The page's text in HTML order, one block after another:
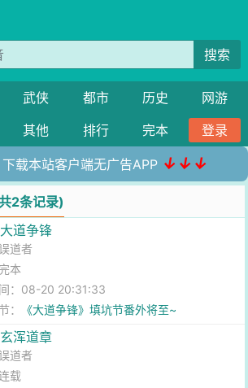
搜索
武侠 都市 历史
网游
其他 排行 完本 登录
载本站客户端无广告APP ↓↓↓
2条记录)
道争锋
道者
本
：08-20 20:31:33
：
《大道争锋》填坑节番外将至~
浑道章
道者
载